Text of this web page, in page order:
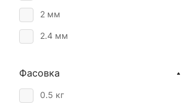
2 мм
2.4 мм
3.2 мм
4 мм
Фасовка
0.5 кг